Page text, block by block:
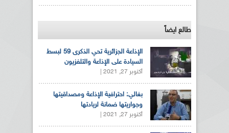
طالع ايضاً
الإذاعة الجزائرية تحي الذكرى 59 لبسط
السيادة على الإذاعة والتلفزيون
أكتوبر 27, 2021 |
بغالي: احترافية الإذاعة ومصداقيتها
وجواريتها ضمانة لريادتها
أكتوبر 27, 2021 |